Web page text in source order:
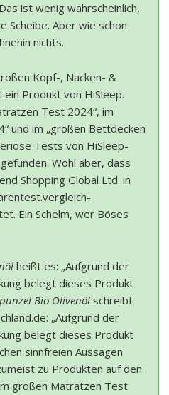
ist wenig wahrscheinlich,
Scheibe. Aber wie schon
nichts.
Kopf-, Nacken- &
Produkt von HiSleep.
Test 2024“, im
und im „großen Bettdecken
Tests von HiSleep-
Wohl aber, dass
Shopping Global Ltd. in
Ein Schelm, wer Böses
heißt es: „Aufgrund der
belegt dieses Produkt
Bio Olivenölschreibt
„Aufgrund der
belegt dieses Produkt
sinnfreien Aussagen
zu Produkten auf den
großen Matratzen Test